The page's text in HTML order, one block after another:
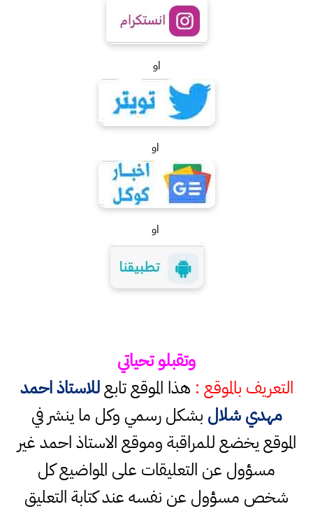
او
او
او
وتقبلو تحياتي
التعريف بالموقع : هذا الموقع تابعللاستاذ احمد
مهدي شلال بشكل رسمي وكل ما ينشر في
الموقع يخضع للمراقبة وموقع الاستاذ احمد غير
مسؤول عن التعليقات على المواضيع كل
شخص مسؤول عن نفسه عند كتابة التعليق